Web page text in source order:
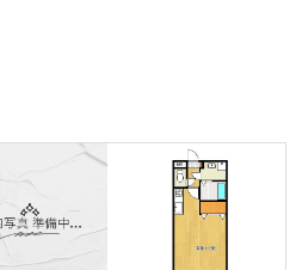
マンションについてのお問い合わせは五ケ瀬不動産まで(^^♪